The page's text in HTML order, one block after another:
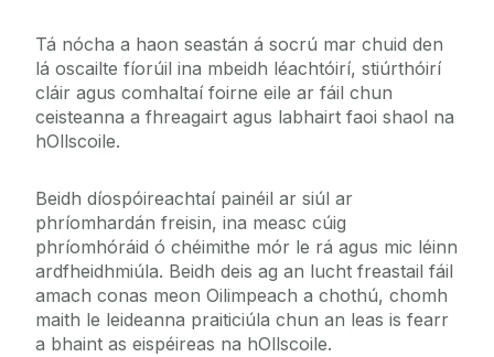
Tá nócha a haon seastán á socrú mar chuid den
lá oscailte fíorúil ina mbeidh léachtóirí, stiúrthóirí
cláir agus comhaltaí foirne eile ar fáil chun
ceisteanna a fhreagairt agus labhairt faoi shaol na
hOllscoile.
Beidh díospóireachtaí painéil ar siúl ar
phríomhardán freisin, ina measc cúig
phríomhóráid ó chéimithe mór le rá agus mic léinn
ardfheidhmiúla. Beidh deis ag an lucht freastail fáil
amach conas meon Oilimpeach a chothú, chomh
maith le leideanna praiticiúla chun an leas is fearr
a bhaint as eispéireas na hOllscoile.